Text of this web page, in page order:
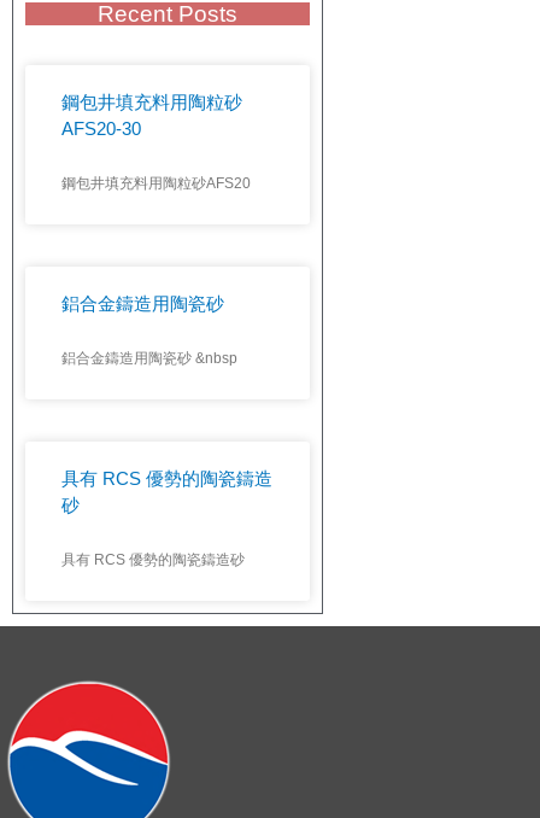
Recent Posts
鋼包井填充料用陶粒砂
AFS20-30
鋼包井填充料用陶粒砂AFS20
鋁合金鑄造用陶瓷砂
鋁合金鑄造用陶瓷砂 &nbsp
具有 RCS 優勢的陶瓷鑄造
砂
具有 RCS 優勢的陶瓷鑄造砂